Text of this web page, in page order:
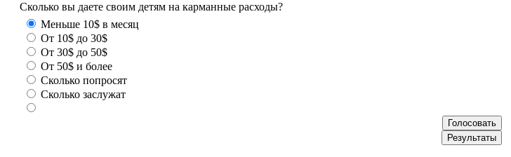
Сколько вы даете своим детям на карманные расходы?
Меньше 10$ в месяц
От 10$ до 30$
От 30$ до 50$
От 50$ и более
Сколько попросят
Сколько заслужат